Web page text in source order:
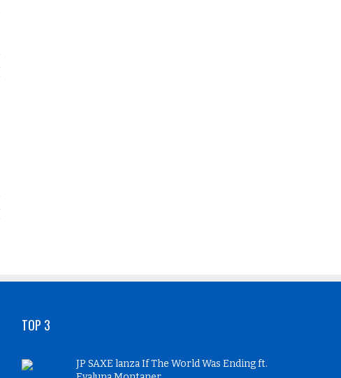
TOP 3
JP SAXE lanza If The World Was Ending ft.